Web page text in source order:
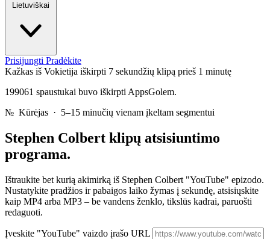
Lietuviškai
Prisijungti Pradėkite
Kažkas iš Vokietija iškirpti 7 sekundžių klipą prieš 1 minutę
199061 spaustukai buvo iškirpti AppsGolem.
№ Kūrėjas · 5–15 minučių vienam įkeltam segmentui
Stephen Colbert klipų atsisiuntimo
programa.
Ištraukite bet kurią akimirką iš Stephen Colbert "YouTube" epizodo.
Nustatykite pradžios ir pabaigos laiko žymas į sekundę, atsisiųskite
kaip MP4 arba MP3 – be vandens ženklo, tikslūs kadrai, paruošti
redaguoti.
Įveskite "YouTube" vaizdo įrašo URL